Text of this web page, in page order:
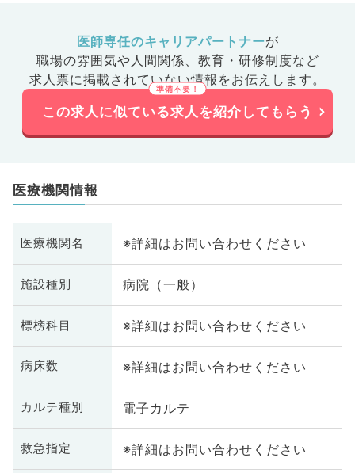
医師専任のキャリアパートナーが
職場の雰囲気や人間関係、 教育・研修制度など
求人票に掲載されていない情報をお伝えします。
この求人に似ている求人を紹介してもらう
医療機関情報
医療機関名 ※詳細はお問い合わせください
施設種別 病院（一般）
標榜科目 ※詳細はお問い合わせください
病床数 ※詳細はお問い合わせください
カルテ種別 電子カルテ
救急指定 ※詳細はお問い合わせください